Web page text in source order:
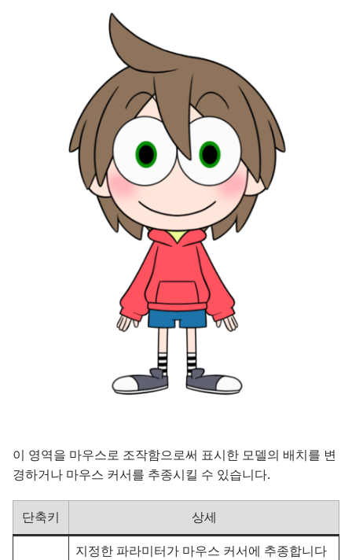
이 영역을 마우스로 조작함으로써 표시한 모델의 배치를 변
경하거나 마우스 커서를 추종시킬 수 있습니다.
단축키 상세
지정한 파라미터가 마우스 커서에 추종합니다